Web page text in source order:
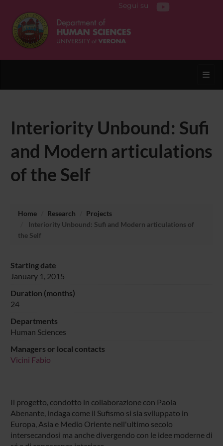
Segui su
Interiority Unbound: Sufi
and Modern articulations
of the Self
Home Research
Projects
Interiority Unbound: Sufi and Modern articulations of
the Self
Starting date
January 1, 2015
Duration (months)
24
Departments
Human Sciences
Managers or local contacts
Vicini Fabio
Il progetto, condotto in collaborazione con Paola
Abenante, indaga come il Sufismo si sia sviluppato in
Europa, Asia e Medio Oriente nell'ultimo secolo
intersecandosi ma anche divergendo con le idee moderne di